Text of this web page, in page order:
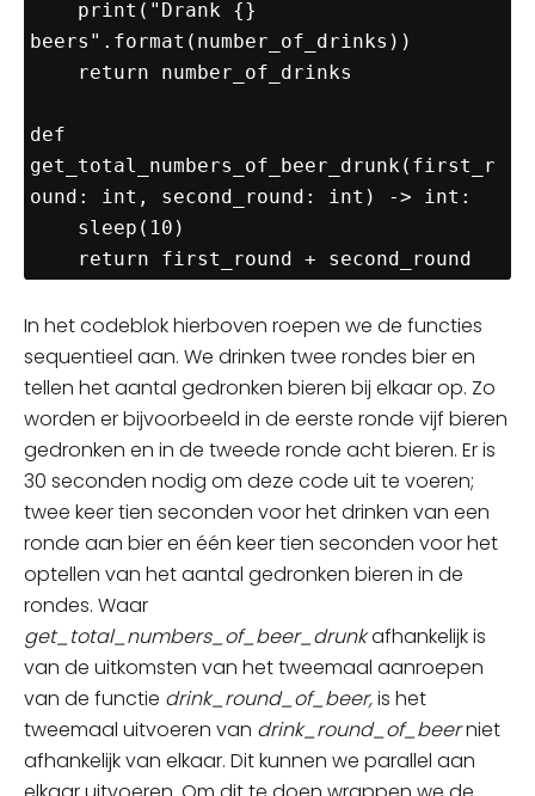
beers".format(number_of_drinks))
def
get_total_numbers_of_beer_drunk(first_r
ound: int, second_round: int) -> int:
    return first_round + second_round
In hetcodeblokhierboven roepen we de functies
sequentieel aan. We drinken twee rondes bier en
tellen het aantal gedronken bieren bij elkaar op. Zo
worden erbijvoorbeeld in de eerste ronde vijf bieren
gedronken en in de tweede ronde acht bieren. Er is
30 seconden nodig om deze code uit te voeren;
twee keer tien seconden voor het drinken van een
ronde aan bier en één keer tien seconden voor het
optellen van het aantal gedronken bieren in de
rondes. Waar
get_total_numbers_of_beer_drunkafhankelijk is
van de uitkomsten van het tweemaal aanroepen
van de functie drink_round_of_beer,is het
tweemaal uitvoeren van drink_round_of_beerniet
afhankelijk van elkaar. Dit kunnen we parallel aan